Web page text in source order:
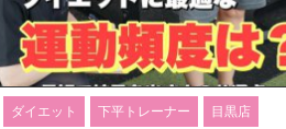
ダイエット 下平トレーナー 目黒店